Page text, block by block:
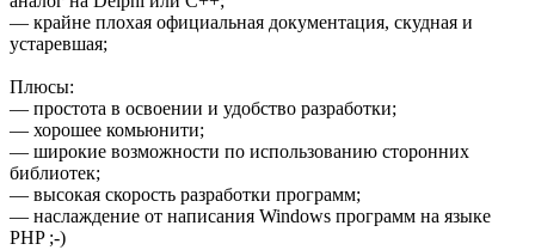
— крайне плохая официальная документация, скудная и
устаревшая;
Плюсы:
— простота в освоении и удобство разработки;
— хорошее комьюнити;
— широкие возможности по использованию сторонних
библиотек;
— высокая скорость разработки программ;
— наслаждение от написания Windows программ на языке
PHP ;-)